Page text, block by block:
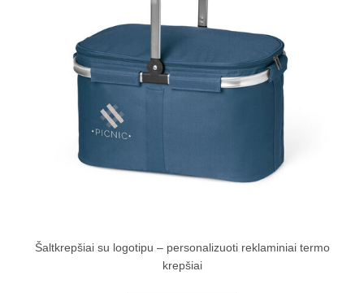
Šaltkrepšiai su logotipu – personalizuoti reklaminiai termo
krepšiai